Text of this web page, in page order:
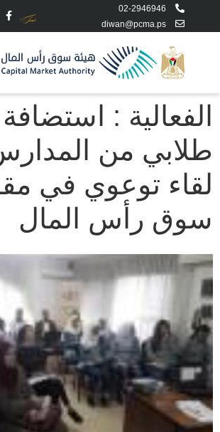
02-2946946
diwan@pcma.ps
الفعالية :
طلابي من
لقاء توعوي في
سوق رأس المال